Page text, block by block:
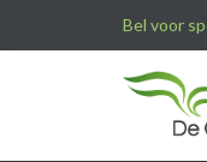
Bel voor